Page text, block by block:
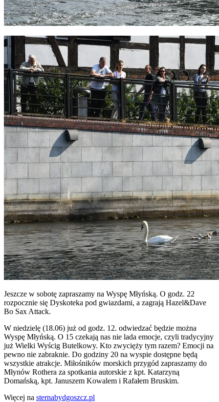
Jeszcze w sobotę zapraszamy na Wyspę Młyńską. O godz. 22
rozpocznie się Dyskoteka pod gwiazdami, a zagrają Hazel&Dave
Bo Sax Attack.
W niedzielę (18.06) już od godz. 12. odwiedzać będzie można
Wyspę Młyńską. O 15 czekają nas nie lada emocje, czyli tradycyjny
już Wielki Wyścig Butelkowy. Kto zwycięży tym razem? Emocji na
pewno nie zabraknie. Do godziny 20 na wyspie dostępne będą
wszystkie atrakcje. Miłośników morskich przygód zapraszamy do
Młynów Rothera za spotkania autorskie z kpt. Katarzyną
Domańską, kpt. Januszem Kowalem i Rafałem Bruskim.
Więcej na sternabydgoszcz.pl​